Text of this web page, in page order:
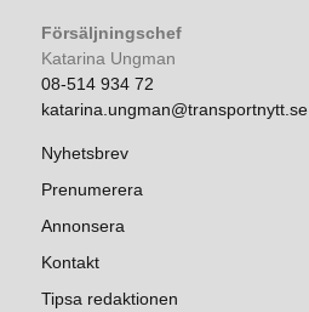
Försäljningschef
Katarina Ungman
08-514 934 72
katarina.ungman@transportnytt.se
Nyhetsbrev
Prenumerera
Annonsera
Kontakt
Tipsa redaktionen